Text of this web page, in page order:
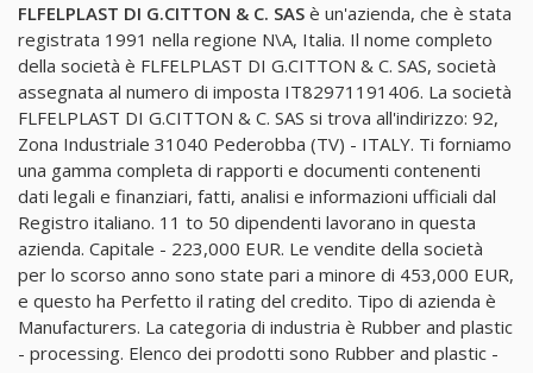
FLFELPLAST DI G.CITTON & C. SAS è un'azienda, che è stata
registrata 1991 nella regione N\A, Italia. Il nome completo
della società è FLFELPLAST DI G.CITTON & C. SAS, società
assegnata al numero di imposta IT82971191406. La società
FLFELPLAST DI G.CITTON & C. SAS si trova all'indirizzo: 92,
Zona Industriale 31040 Pederobba (TV) - ITALY. Ti forniamo
una gamma completa di rapporti e documenti contenenti
dati legali e finanziari, fatti, analisi e informazioni ufficiali dal
Registro italiano. 11 to 50 dipendenti lavorano in questa
azienda. Capitale - 223,000 EUR. Le vendite della società
per lo scorso anno sono state pari a minore di 453,000 EUR,
e questo ha Perfetto il rating del credito. Tipo di azienda è
Manufacturers. La categoria di industria è Rubber and plastic
- processing. Elenco dei prodotti sono Rubber and plastic -